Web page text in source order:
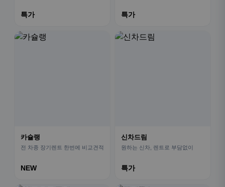
특가 특가
카슐랭
전 차종 장기렌트 한번에 비교견적
NEW
신차드림
원하는 신차, 렌트로 부담없이
특가